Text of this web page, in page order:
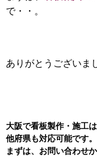
で・・。
ありがとうございま
大阪で看板製作・施工
他府県も対応可能です。
まずは、お問い合わせ